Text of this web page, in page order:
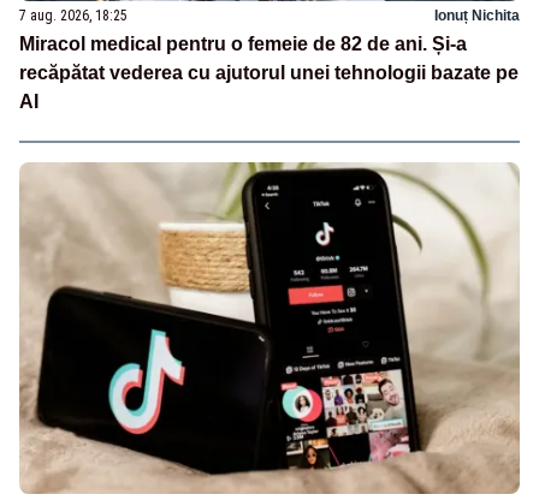
7 aug. 2026, 18:25 Ionuț Nichita
Miracol medical pentru o femeie de 82 de ani. Și-a
recăpătat vederea cu ajutorul unei tehnologii bazate pe
AI